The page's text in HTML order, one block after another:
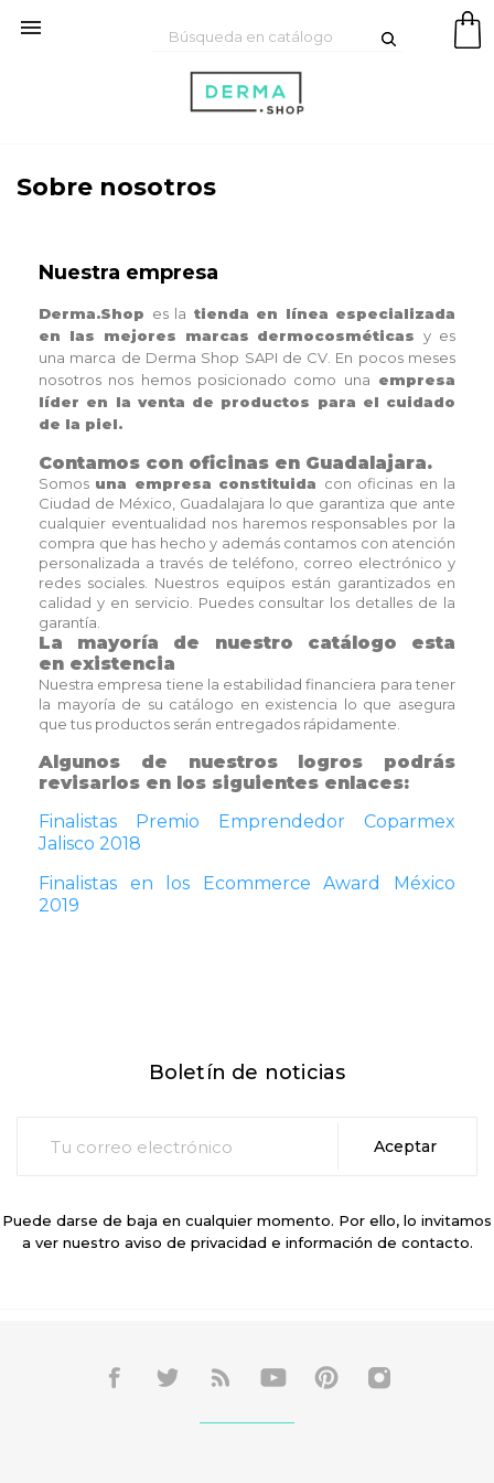

Sobre nosotros
Nuestra empresa
Derma.Shop es la tienda en línea especializada
en las mejores marcas dermocosméticasy es
una marca de Derma Shop SAPI de CV. En pocos meses
nosotros nos hemos posicionado como una empresa
líder en la venta de productos para el cuidado
de la piel.
Contamos con oficinas en Guadalajara.
Somos una empresa constituida con oficinas en la
Ciudad de México, Guadalajara lo que garantiza que ante
cualquier eventualidad nos haremos responsables por la
compra que has hecho y además contamos con atención
personalizada a través de teléfono, correo electrónico y
redes sociales. Nuestros equipos están garantizados en
calidad y en servicio. Puedes consultar los detalles de la
garantía.
La mayoría de nuestro catálogo esta
en existencia
Nuestra empresa tiene la estabilidad financiera para tener
la mayoría de su catálogo en existencia lo que asegura
que tus productos serán entregados rápidamente.
Algunos de nuestros logros podrás
revisarlos en los siguientes enlaces:
Finalistas Premio Emprendedor Coparmex
Jalisco 2018
Finalistas en los Ecommerce Award México
2019
Boletín de noticias
Puede darse de baja en cualquier momento. Por ello, lo invitamos
a ver nuestro aviso de privacidad e información de contacto.